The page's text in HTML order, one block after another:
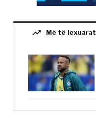
trending_up Më të lexuarat